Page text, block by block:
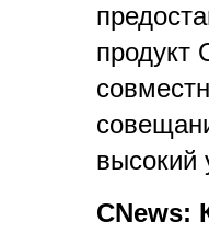
продукт
высокий
СNews: